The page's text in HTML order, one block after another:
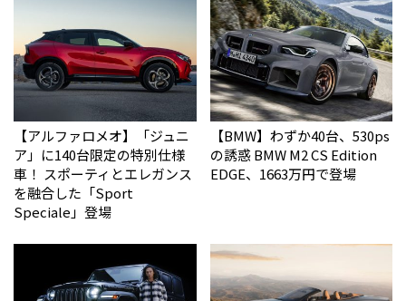
【アルファロメオ】「ジュニ
ア」に140台限定の特別仕様
車！ スポーティとエレガンス
を融合した「Sport
Speciale」登場
【BMW】わずか40台、530ps
の誘惑 BMW M2 CS Edition
EDGE、1663万円で登場